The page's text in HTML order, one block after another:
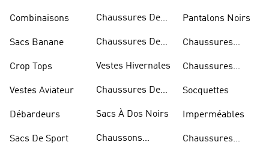
Combinaisons
Sacs Banane
Crop Tops
Vestes Aviateur
Débardeurs
Sacs De Sport
Chaussures De
Chaussures De
Vestes Hivernales
Chaussures De
Sacs À Dos Noirs
Chaussons
Pantalons Noirs
Chaussures
Chaussures
Socquettes
Imperméables
Chaussures